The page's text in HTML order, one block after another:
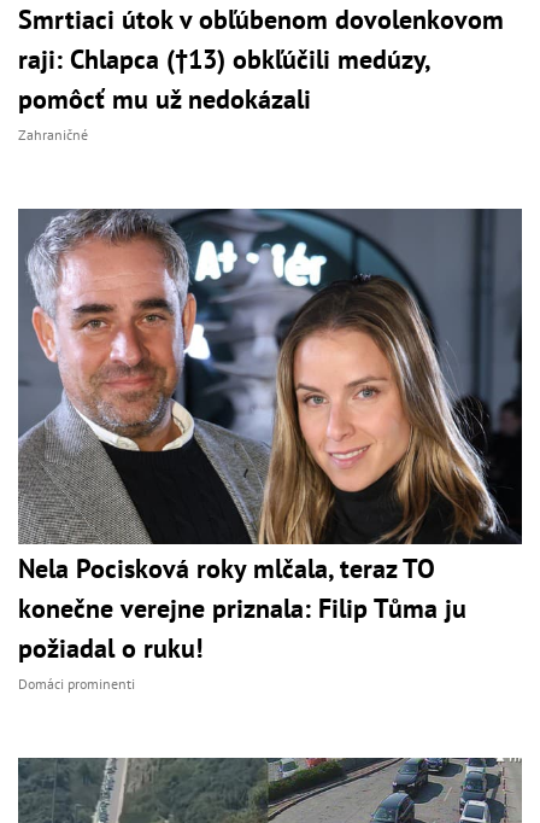
Smrtiaci útok v obľúbenom dovolenkovom
raji: Chlapca (†13) obkľúčili medúzy,
pomôcť mu už nedokázali
Zahraničné
Nela Pocisková roky mlčala, teraz TO
konečne verejne priznala: Filip Tůma ju
požiadal o ruku!
Domáci prominenti